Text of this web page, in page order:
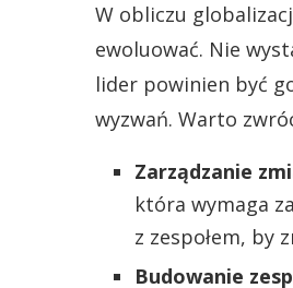
W obliczu
ewoluować. Nie
lider powinien być
wyzwań. Warto
Zarządzanie
która wymaga
z zespołem, by
Budowanie